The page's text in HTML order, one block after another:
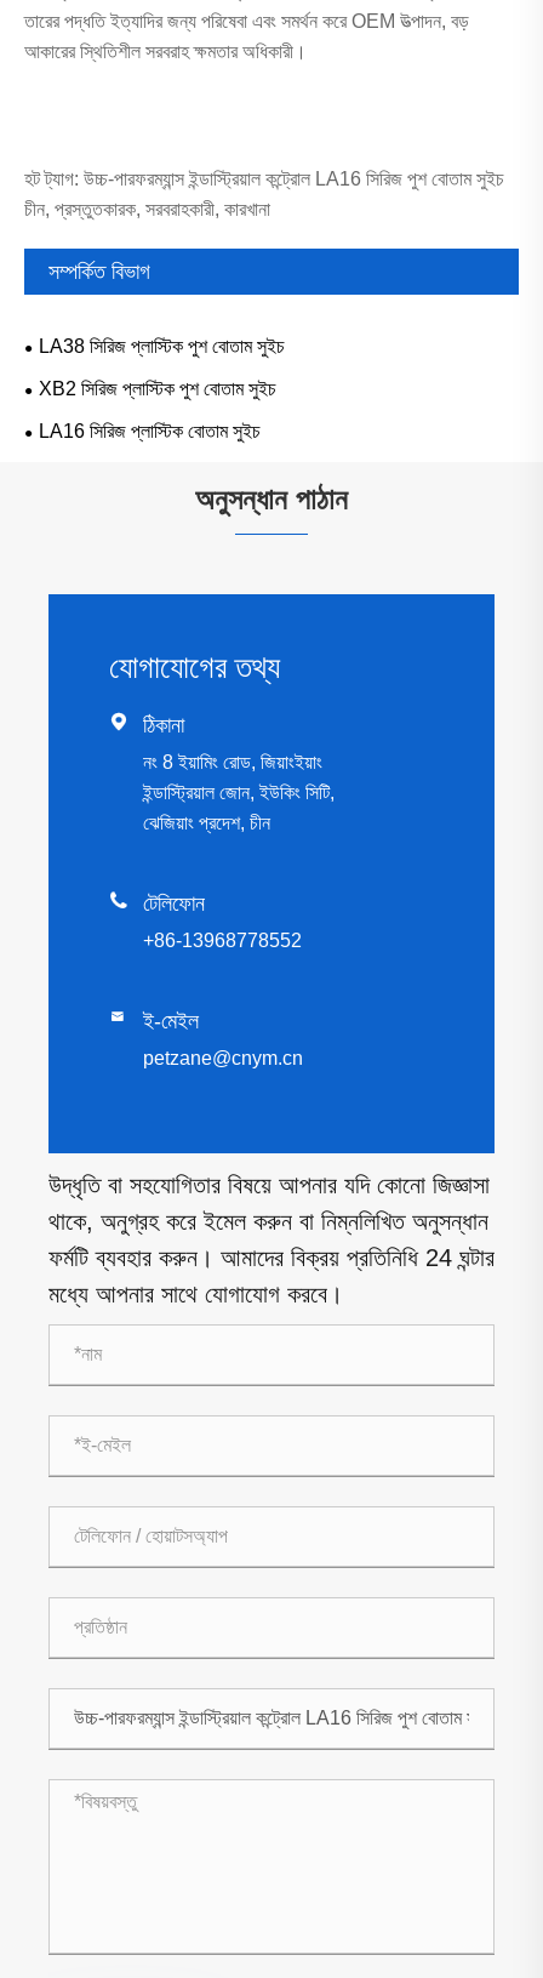
তারের পদ্ধতি ইত্যাদির জন্য পরিষেবা এবং সমর্থন করে OEM উত্পাদন, বড়
আকারের স্থিতিশীল সরবরাহ ক্ষমতার অধিকারী।
হট ট্যাগ: উচ্চ-পারফরম্যান্স ইন্ডাস্ট্রিয়াল কন্ট্রোল LA16 সিরিজ পুশ বোতাম সুইচ
চীন, প্রস্তুতকারক, সরবরাহকারী, কারখানা
সম্পর্কিত বিভাগ
LA38 সিরিজ প্লাস্টিক পুশ বোতাম সুইচ
XB2 সিরিজ প্লাস্টিক পুশ বোতাম সুইচ
LA16 সিরিজ প্লাস্টিক বোতাম সুইচ
অনুসন্ধান পাঠান
যোগাযোগের তথ্য
 ঠিকানা
নং 8 ইয়ামিং রোড, জিয়াংইয়াং
ইন্ডাস্ট্রিয়াল জোন, ইউকিং সিটি,
ঝেজিয়াং প্রদেশ, চীন
 টেলিফোন
+86-13968778552
 ই-মেইল
petzane@cnym.cn
উদ্ধৃতি বা সহযোগিতার বিষয়ে আপনার যদি কোনো জিজ্ঞাসা
থাকে, অনুগ্রহ করে ইমেল করুন বা নিম্নলিখিত অনুসন্ধান
ফর্মটি ব্যবহার করুন। আমাদের বিক্রয় প্রতিনিধি 24 ঘন্টার
মধ্যে আপনার সাথে যোগাযোগ করবে।